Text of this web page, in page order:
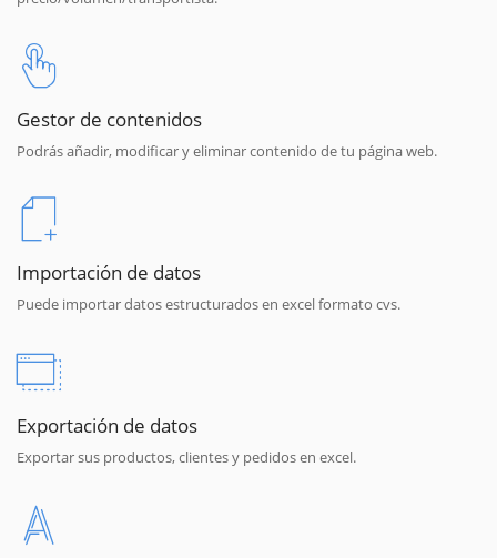
Gestor de contenidos
Podrás añadir, modificar y eliminar contenido de tu página web.
Importación de datos
Puede importar datos estructurados en excel formato cvs.
Exportación de datos
Exportar sus productos, clientes y pedidos en excel.